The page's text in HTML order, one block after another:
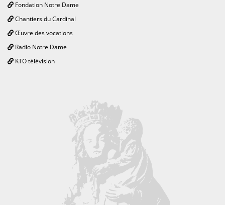
Fondation Notre Dame
Chantiers du Cardinal
Œuvre des vocations
Radio Notre Dame
KTO télévision